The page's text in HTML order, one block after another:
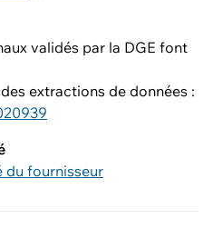
validés par la DGE font
extractions de données :
du fournisseur